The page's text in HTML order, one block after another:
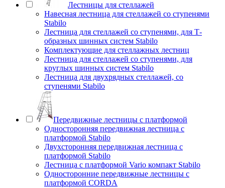
Лестницы для стеллажей
Навесная лестница для стеллажей со ступенями
Stabilo
Лестница для стеллажей со ступенями, для Т-
образных шинных систем Stabilo
Комплектующие для стеллажных лестниц
Лестница для стеллажей со ступенями, для
круглых шинных систем Stabilo
Лестница для двухрядных стеллажей, со
ступенями Stabilo
Передвижные лестницы с платформой
Односторонняя передвижная лестница с
платформой Stabilo
Двухсторонняя передвижная лестница с
платформой Stabilo
Лестница с платформой Vario компакт Stabilo
Односторонние передвижные лестницы с
платформой CORDA